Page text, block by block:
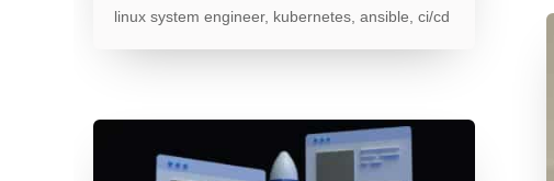
linux system engineer, kubernetes, ansible, ci/cd